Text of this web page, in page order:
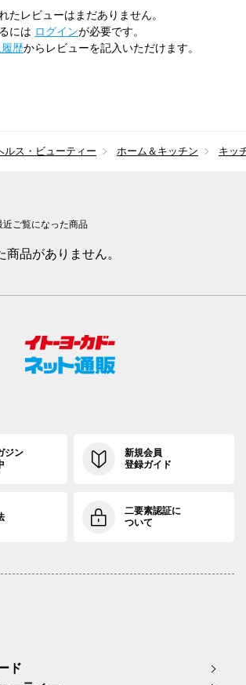
たレビューはまだありません。
には ログインが必要です。
歴からレビューを記入いただけます。
ルス・ビューティー ホーム＆キッチン キッ
近ご覧になった商品
品がありません。
ジン
新規会員
登録ガイド
二要素認証に
ついて
ド